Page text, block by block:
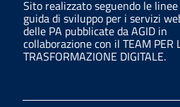
Sito realizzato seguendo le linee
guida di sviluppo per i servizi
delle PA pubblicate da AGID in
collaborazione con il TEAM PER
TRASFORMAZIONE DIGITALE.